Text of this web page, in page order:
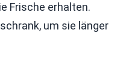
Frische erhalten.
um sie länger